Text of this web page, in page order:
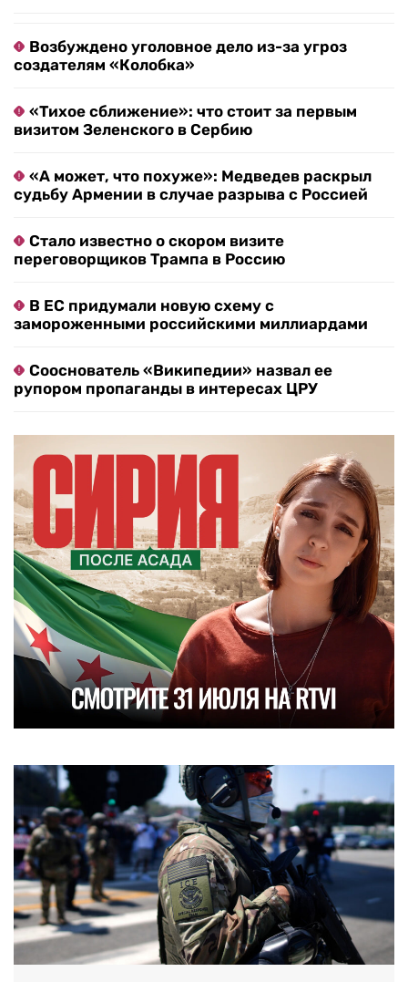
Возбуждено уголовное дело из-за угроз
создателям «Колобка»
«Тихое сближение»: что стоит за первым
визитом Зеленского в Сербию
«А может, что похуже»: Медведев раскрыл
судьбу Армении в случае разрыва с Россией
Стало известно о скором визите
переговорщиков Трампа в Россию
В ЕС придумали новую схему с
замороженными российскими миллиардами
Сооснователь «Википедии» назвал ее
рупором пропаганды в интересах ЦРУ